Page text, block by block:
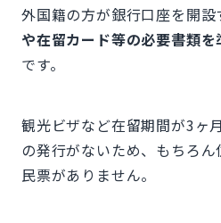
外国籍の方が銀行口座を開
や在留カード等の必要書類
です。
観光ビザなど在留期間が3ヶ
の発行がないため、もちろ
民票がありません。